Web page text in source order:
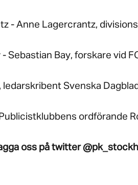
- Anne Lagercrantz,
Sebastian Bay, forskare vid
ledarskribent Svenska
ordförande
oss på twitter